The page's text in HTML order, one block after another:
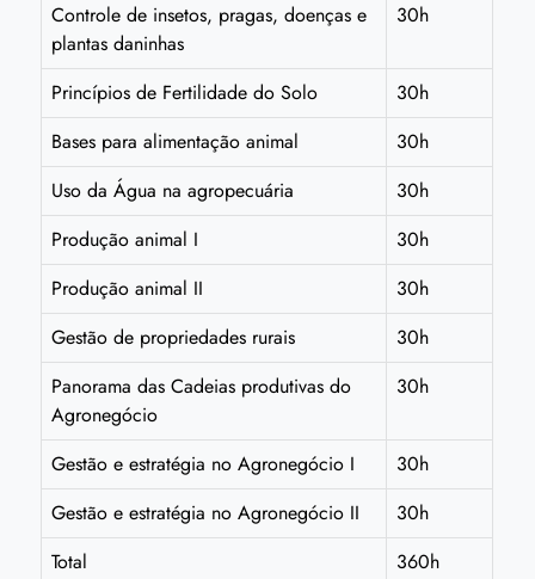
Controle de insetos, pragas, doenças e
plantas daninhas
30h
Princípios de Fertilidade do Solo
30h
Bases para alimentação animal
30h
Uso da Água na agropecuária
30h
Produção animal I
30h
Produção animal II
30h
Gestão de propriedades rurais
30h
Panorama das Cadeias produtivas do
Agronegócio
30h
Gestão e estratégia no Agronegócio I
30h
Gestão e estratégia no Agronegócio II
30h
Total
360h